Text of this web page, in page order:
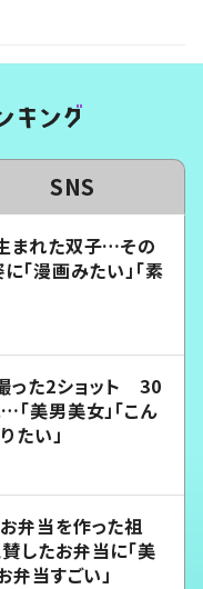
SNS
まれた双子…その
「漫画みたい」「素
った2ショット 30
美男美女」「こん
たい」
弁当を作った祖
したお弁当に「美
弁当すごい」